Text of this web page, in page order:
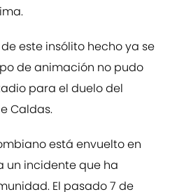
este insólito hecho ya se
de animación no pudo
para el duelo del
Caldas.
está envuelto en
un incidente que ha
El pasado 7 de